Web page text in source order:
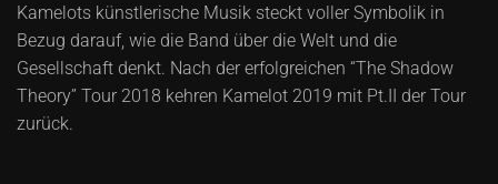
Kamelots künstlerische Musik steckt voller Symbolik in
Bezug darauf, wie die Band über die Welt und die
Gesellschaft denkt. Nach der erfolgreichen “The Shadow
Theory” Tour 2018 kehren Kamelot 2019 mit Pt.II der Tour
zurück.